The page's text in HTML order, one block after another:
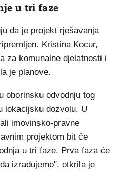
u tri faze
da je projekt rješavanja
Kristina Kocur,
za komunalne djelatnosti i
je planove.
oborinsku odvodnju tog
lokacijsku dozvolu. U
imovinsko-pravne
projektom bit će
u tri faze. Prva faza će
izrađujemo", otkrila je